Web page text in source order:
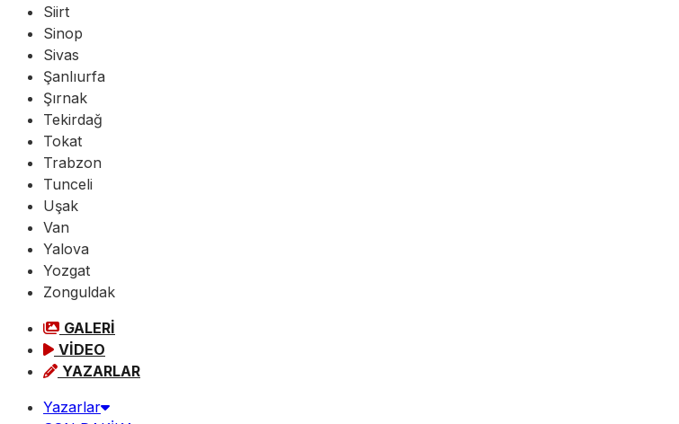
Siirt
Sinop
Sivas
Şanlıurfa
Şırnak
Tekirdağ
Tokat
Trabzon
Tunceli
Uşak
Van
Yalova
Yozgat
Zonguldak
GALERİ
VİDEO
YAZARLAR
Yazarlar